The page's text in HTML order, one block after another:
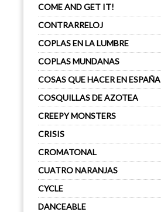
COME AND GET IT!
CONTRARRELOJ
COPLAS EN LA LUMBRE
COPLAS MUNDANAS
COSAS QUE HACER EN ESPAÑA
COSQUILLAS DE AZOTEA
CREEPY MONSTERS
CRISIS
CROMATONAL
CUATRO NARANJAS
CYCLE
DANCEABLE